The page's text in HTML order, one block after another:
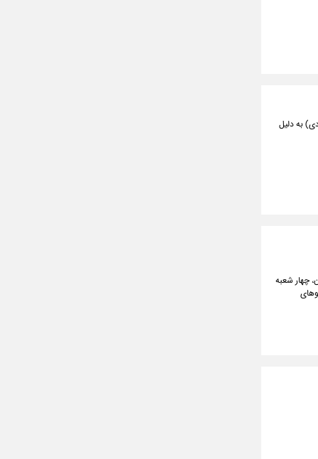
و پرورش استان اردبیل اعلام کرد: آموزش در مدارس شهری و روستایی اردبیل فردا (یکشنبه ۲۱ دی) به دلیل
چهار شعبه
تابلوهای